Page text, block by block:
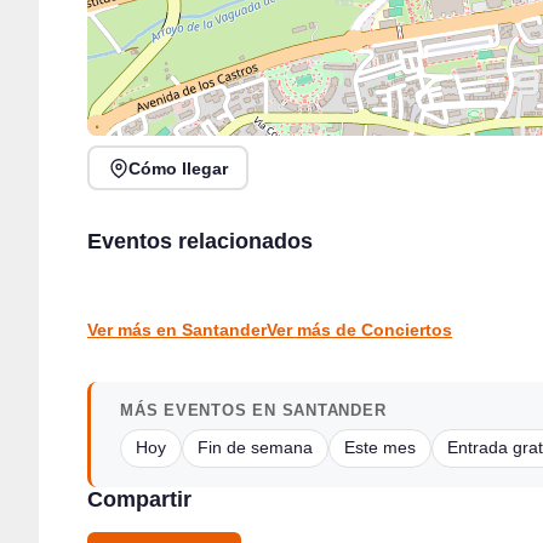
Cómo llegar
Eventos relacionados
Verano Mix Fiesta de Blanco en Escenario Santander
Santander
Borleña Folk en Gran Bolera de Borleña, Toranzo
Ver más en SantanderVer más de Conciertos
MÁS EVENTOS EN SANTANDER
Hoy Fin de semana Este mes Entrada
Compartir